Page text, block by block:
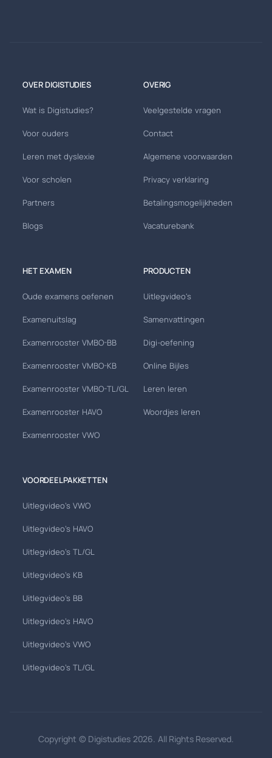
OVER DIGISTUDIES
Wat is Digistudies?
Voor ouders
Leren met dyslexie
Voor scholen
Partners
Blogs
OVERIG
Veelgestelde vragen
Contact
Algemene voorwaarden
Privacy verklaring
Betalingsmogelijkheden
Vacaturebank
HET EXAMEN
Oude examens oefenen
Examenuitslag
Examenrooster VMBO-BB
Examenrooster VMBO-KB
Examenrooster VMBO-TL/GL
Examenrooster HAVO
Examenrooster VWO
PRODUCTEN
Uitlegvideo's
Samenvattingen
Digi-oefening
Online Bijles
Leren leren
Woordjes leren
VOORDEELPAKKETTEN
Uitlegvideo's VWO
Uitlegvideo's HAVO
Uitlegvideo's TL/GL
Uitlegvideo's KB
Uitlegvideo's BB
Uitlegvideo's HAVO
Uitlegvideo's VWO
Uitlegvideo's TL/GL
Copyright © Digistudies 2026. All Rights Reserved.